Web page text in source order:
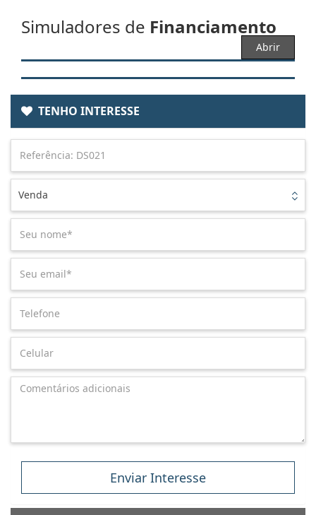
Simuladores de Financiamento
Abrir
TENHO INTERESSE
Venda
Enviar Interesse